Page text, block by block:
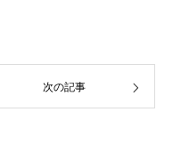
次の記事